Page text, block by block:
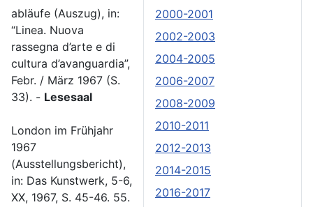
2000-2001
2002-2003
2004-2005
2006-2007
2008-2009
2010-2011
2012-2013
2014-2015
2016-2017
abläufe (Auszug), in:
“Linea. Nuova
rassegna d’arte e di
cultura d’avanguardia”,
Febr. / März 1967 (S.
33). - Lesesaal
London im Frühjahr
1967
(Ausstellungsbericht),
in: Das Kunstwerk, 5-6,
XX, 1967, S. 45-46. 55.